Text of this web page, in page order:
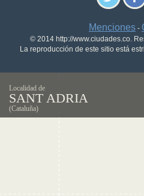
Menciones -
© 2014 http://www.ciudades.co.
La reproducción de este sitio está
Localidad de
SANT ADRIA
(Cataluña)